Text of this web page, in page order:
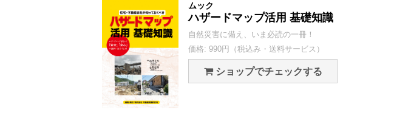
ムック
ハザードマップ活用 基礎知識
自然災害に備え、いま必読の一冊！
価格: 990円（税込み・送料サービス）
ショップでチェックする